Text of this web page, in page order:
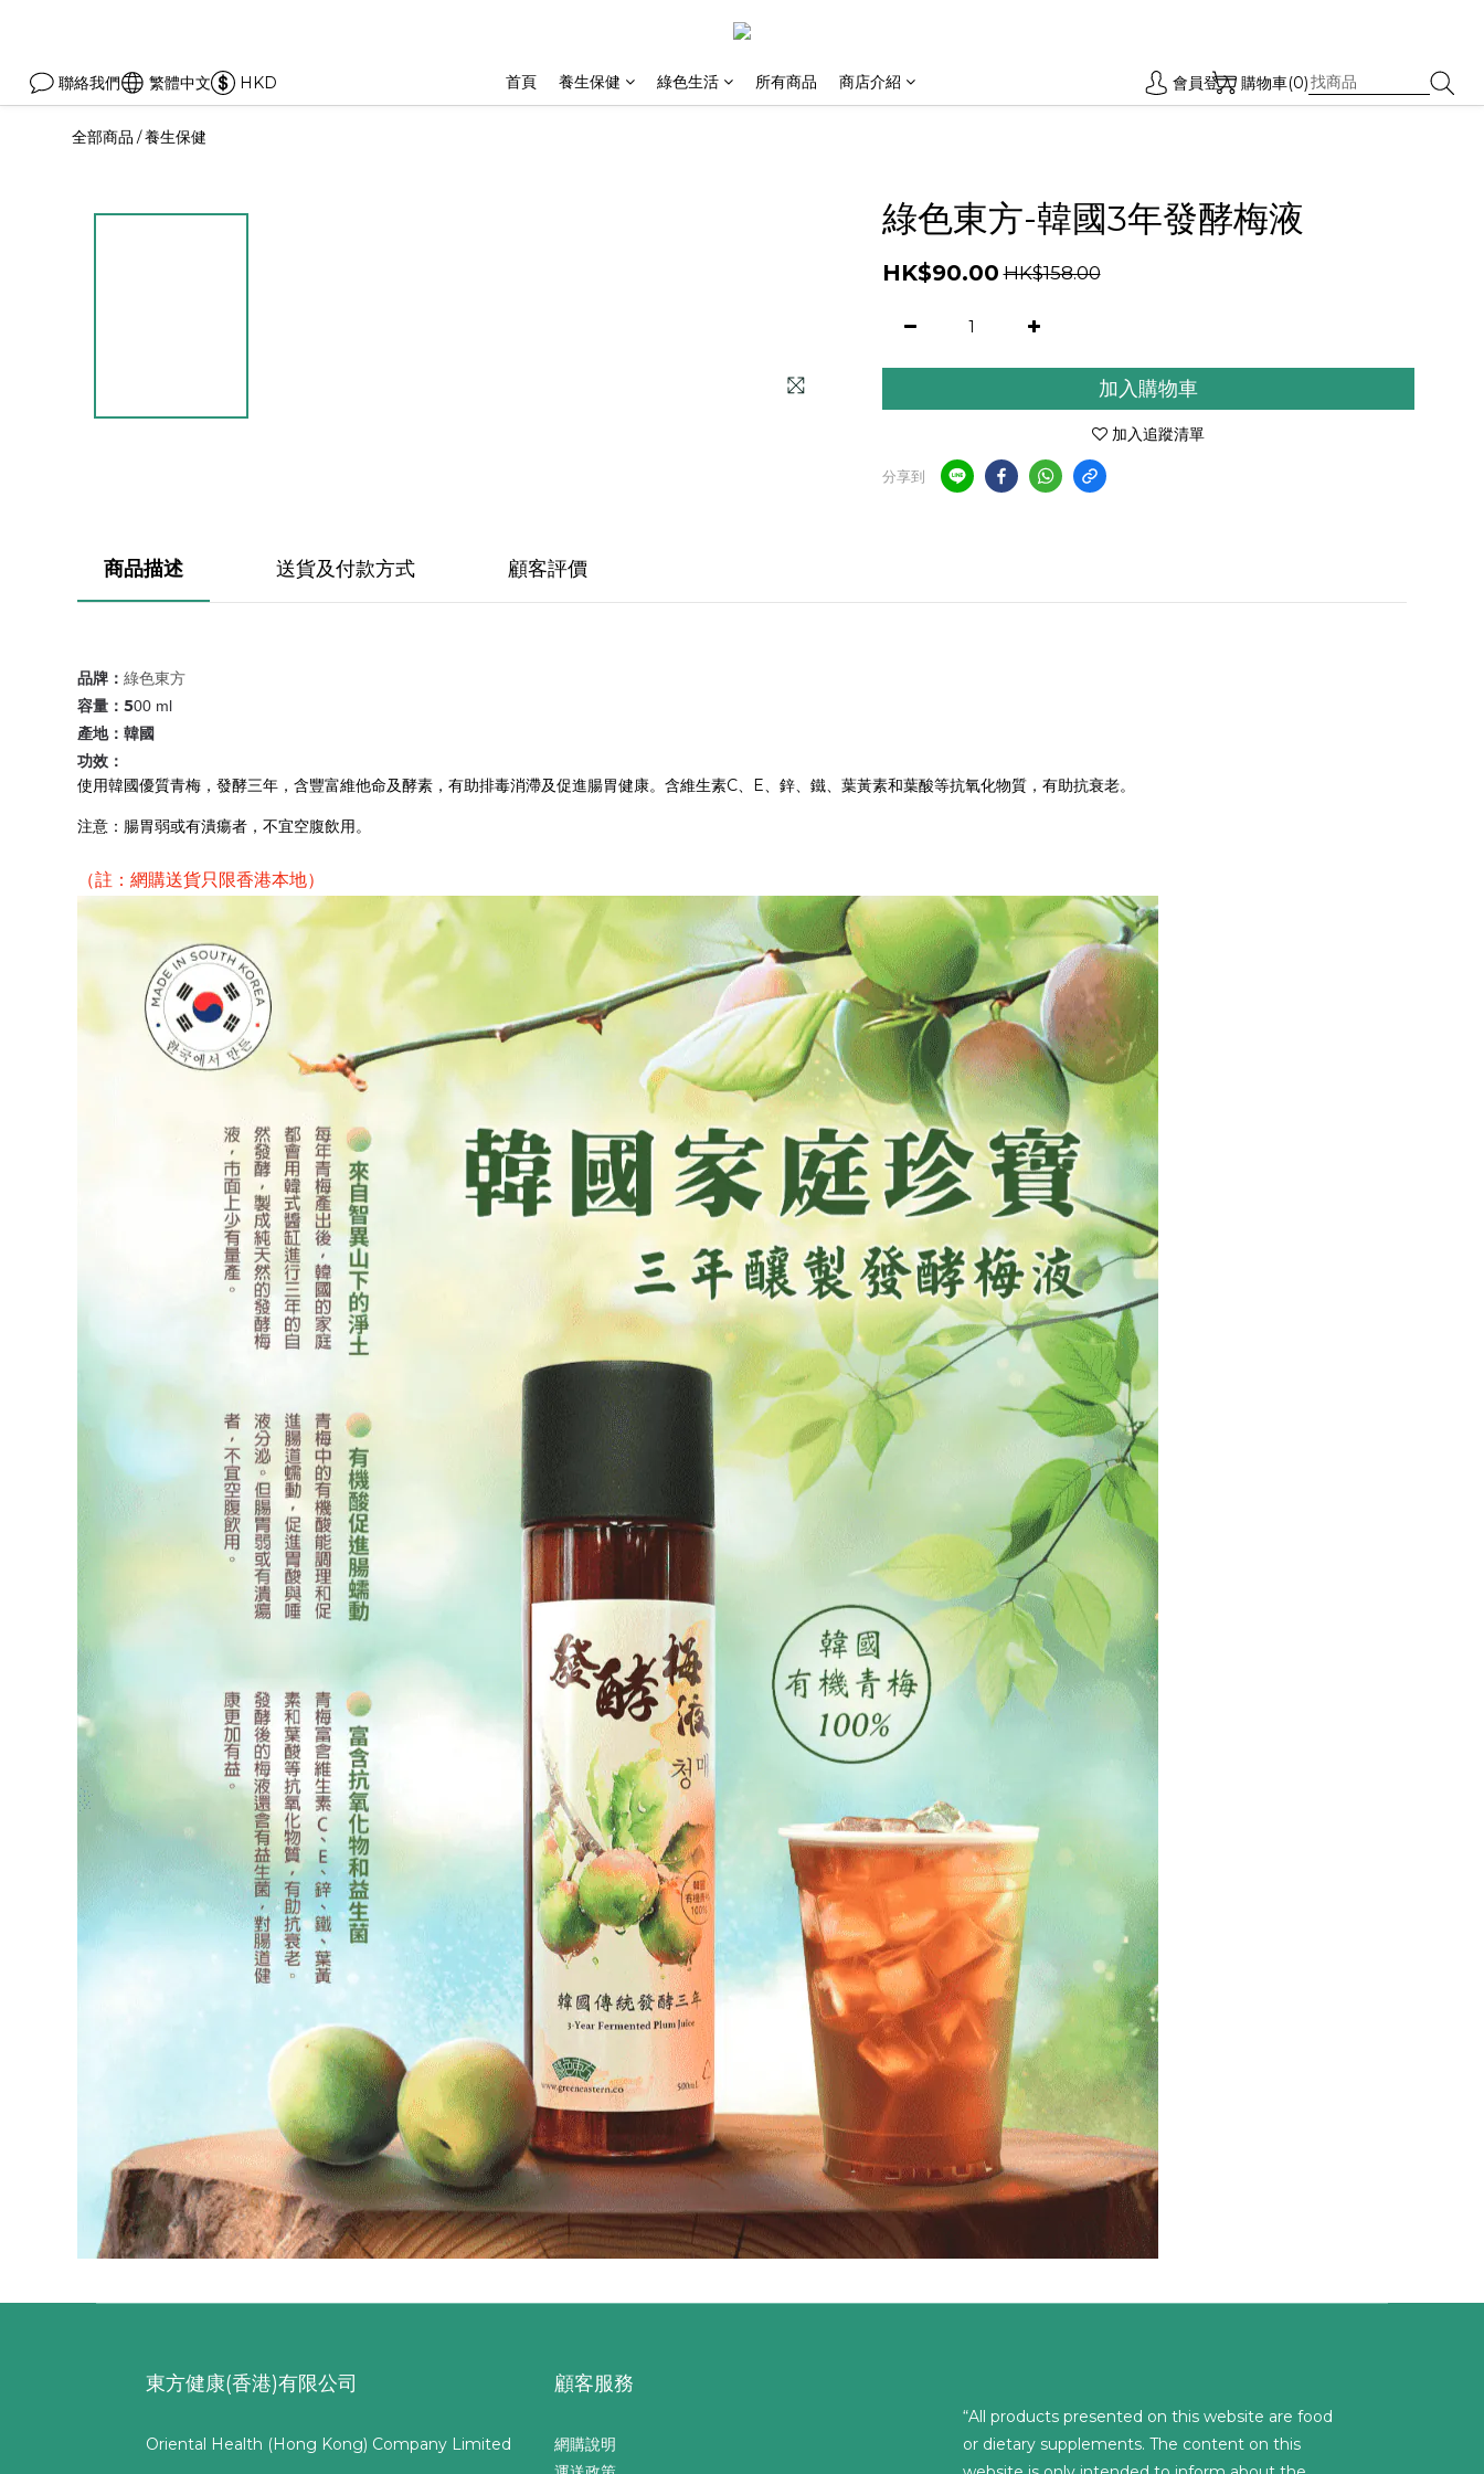
聯絡我們 繁體中文 HKD 首頁 養生保健 綠色生活 所有商品 商店介紹 會員登入 購物車(0)
全部商品 /養生保健
綠色東方-韓國3年發酵梅液
HK$90.00 HK$158.00
加入購物車
加入追蹤清單
分享到
商品描述 送貨及付款方式 顧客評價
品牌： 綠色東方
容量：500 ml
產地：韓國
功效：
使用韓國優質青梅，發酵三年，含豐富維他命及酵素，有助排毒消滯及促進腸胃健康。含維生素C、E、鋅、鐵、葉黃素和葉酸等抗氧化物質，有助抗衰老。
注意：腸胃弱或有潰瘍者，不宜空腹飲用。
（註：網購送貨只限香港本地）
東方健康(香港)有限公司
Oriental Health (Hong Kong) Company Limited
顧客服務
網購說明
“All products presented on this website are food
or dietary supplements. The content on this